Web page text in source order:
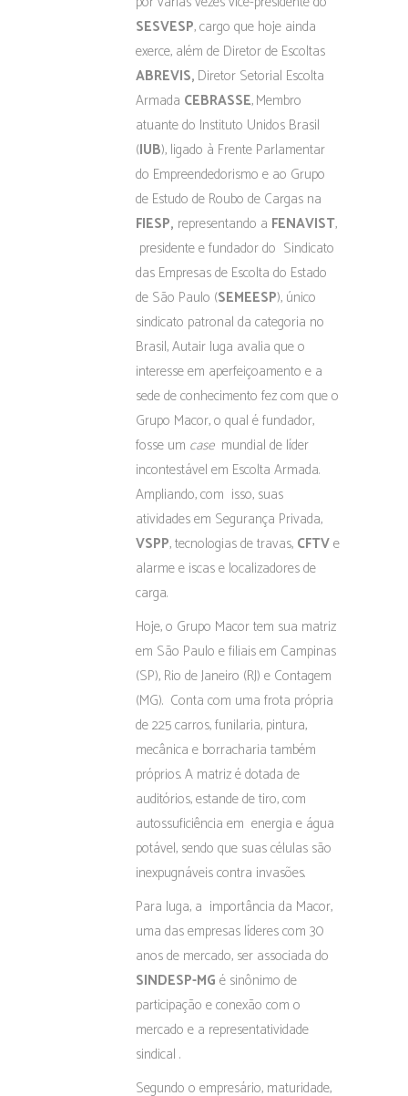
SESVESP, cargo que hoje ainda
exerce, além de Diretor de Escoltas
ABREVIS, Diretor Setorial Escolta
Armada CEBRASSE,Membro
atuante do Instituto Unidos Brasil
(IUB), ligado à Frente Parlamentar
do Empreendedorismo e ao Grupo
de Estudo de Roubo de Cargas na
FIESP, representando a FENAVIST,
presidente e fundador do Sindicato
das Empresas de Escolta do Estado
de São Paulo (SEMEESP), único
sindicato patronal da categoria no
Brasil, Autair Iuga avalia que o
interesse em aperfeiçoamento e a
sede de conhecimento fez com que o
Grupo Macor, o qual é fundador,
fosse um case mundial de líder
incontestável em Escolta Armada.
Ampliando, com isso, suas
atividades em Segurança Privada,
VSPP, tecnologias de travas, CFTVe
alarme e iscas e localizadores de
carga.
Hoje, o Grupo Macor tem sua matriz
em São Paulo e filiais em Campinas
(SP), Rio de Janeiro (RJ) e Contagem
(MG). Conta com uma frota própria
de 225 carros, funilaria, pintura,
mecânica e borracharia também
próprios. A matriz é dotada de
auditórios, estande de tiro, com
autossuficiência em energia e água
potável, sendo que suas células são
inexpugnáveis contra invasões.
Para Iuga, a importância da Macor,
uma das empresas líderes com 30
anos de mercado, ser associada do
SINDESP-MG é sinônimo de
participação e conexão com o
mercado e a representatividade
sindical .
Segundo o empresário, maturidade,